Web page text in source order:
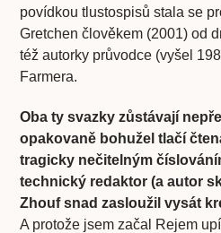
povídkou tlustospisů stala se
Gretchen člověkem (2001) od
též autorky průvodce (vyšel
Farmera.
Oba ty svazky zůstávají
opakovaně bohužel tlačí
tragicky nečitelným
technický redaktor (a autor
Zhouf snad zasloužil vysát
A protože jsem začal Rejem